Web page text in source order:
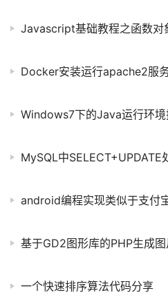
Javascript基础教程之函数对
Docker安装运行apache2服
Windows7下的Java运行环
MySQL中SELECT+UPDATE处
android编程实现类似于支付
基于GD2图形库的PHP生成
一个快速排序算法代码分享